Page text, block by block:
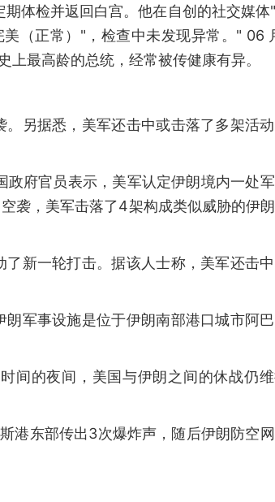
体检并返回白宫。他在自创的社交媒
（正常）"，检查中未发现异常。" 06
最高龄的总统，经常被传健康有异。
另据悉，美军还击中或击落了多架活
府官员表示，美军认定伊朗境内一处
袭，美军击落了4架构成类似威胁的伊
新一轮打击。据该人士称，美军还击
军事设施是位于伊朗南部港口城市阿
间的夜间，美国与伊朗之间的休战仍
港东部传出3次爆炸声，随后伊朗防空